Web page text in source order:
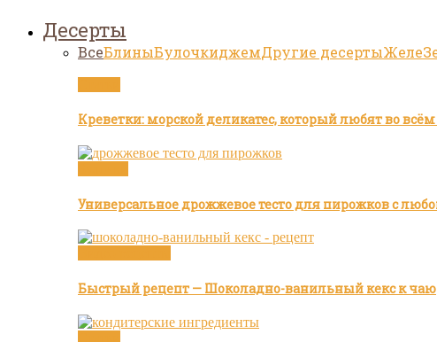
Десерты
ВсеБлиныБулочкиджемДругие десертыЖеле
Креветки: морской деликатес, который любят во
Универсальное дрожжевое тесто для пирожков с
Быстрый рецепт — Шоколадно-ванильный кекс к чаю